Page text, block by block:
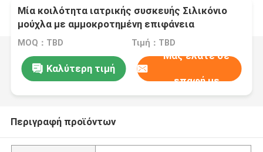
Μία κοιλότητα ιατρικής συσκευής Σιλικόνιο
μούχλα με αμμοκροτημένη επιφάνεια
MOQ：TBD Τιμή：TBD
Καλύτερη τιμή
Μας ελάτε σε
επαφή με
Περιγραφή προϊόντων